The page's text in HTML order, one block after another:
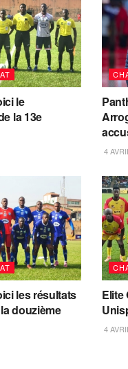
le
la 13e
4
les résultats
douzième
Elite
4